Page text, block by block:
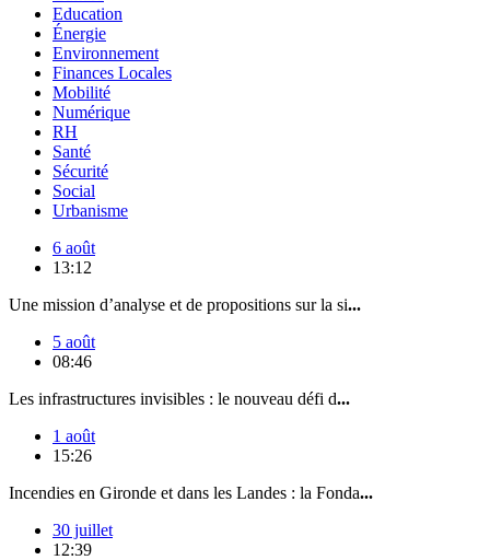
Education
Énergie
Environnement
Finances Locales
Mobilité
Numérique
RH
Santé
Sécurité
Social
Urbanisme
6 août
13:12
Une mission d’analyse et de propositions sur la si...
5 août
08:46
Les infrastructures invisibles : le nouveau défi d...
1 août
15:26
Incendies en Gironde et dans les Landes : la Fonda...
30 juillet
12:39